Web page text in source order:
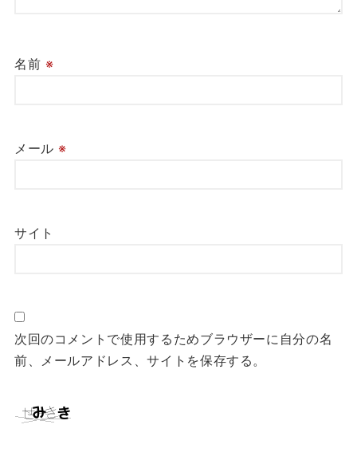
名前 ※
メール ※
サイト
次回のコメントで使用するためブラウザーに自分の名
前、メールアドレス、サイトを保存する。